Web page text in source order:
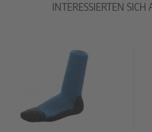
INTERESSIERTEN SICH